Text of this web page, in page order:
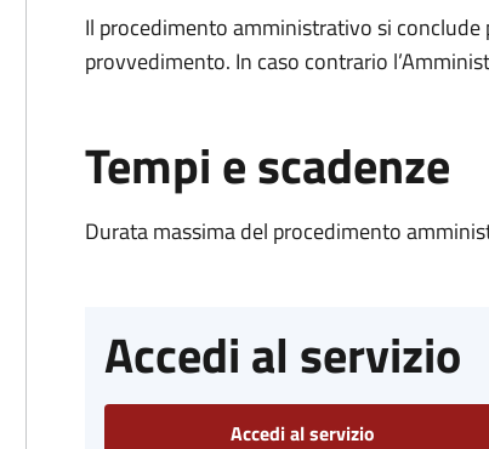
Il procedimento amministrativo si conclude
provvedimento. In caso contrario
Tempi e scadenze
Durata massima del procedimento
Accedi al servizio
Accedi al servizio